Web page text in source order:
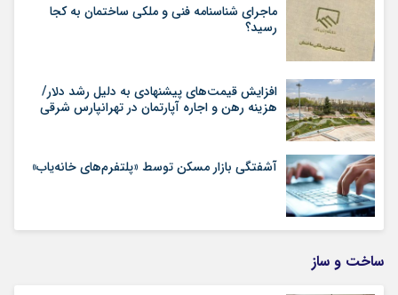
ماجرای شناسنامه‌ فنی و ملکی ساختمان به کجا
رسید؟
افزایش قیمت‌های پیشنهادی به دلیل رشد دلار/
هزینه رهن و اجاره آپارتمان در تهرانپارس شرقی
آشفتگی بازار مسکن توسط «پلتفرم‌های خانه‌یاب»
ساخت و ساز